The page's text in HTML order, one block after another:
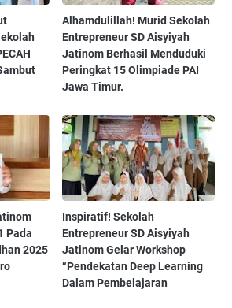
Alhamdulillah! Murid Sekolah
Entrepreneur SD Aisyiyah
Jatinom Berhasil Menduduki
Peringkat 15 Olimpiade PAI
Jawa Timur.
Pada
2025
Inspiratif! Sekolah
Entrepreneur SD Aisyiyah
Jatinom Gelar Workshop
“Pendekatan Deep Learning
Dalam Pembelajaran